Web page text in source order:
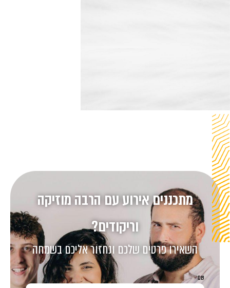
מתכננים אירוע עם הרבה מוזיקה
וריקודים?
השאירו פרטים שלכם ונחזור אליכם בשמחה
שם